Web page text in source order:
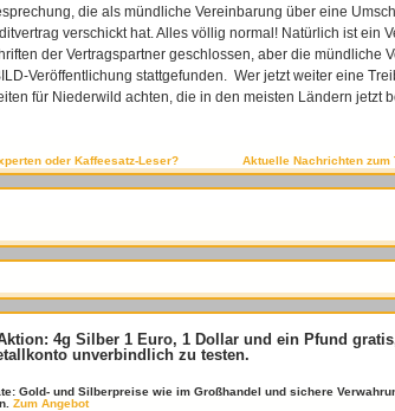
die als mündliche Vereinbarung über eine
verschickt hat. Alles völlig normal! Natürlich ist ein
der Vertragspartner geschlossen, aber die mündliche
Veröffentlichung stattgefunden. Wer jetzt weiter eine
für Niederwild achten, die in den meisten Ländern jetzt
oder Kaffeesatz-Leser? Aktuelle Nachrichten zum
4g Silber 1 Euro, 1 Dollar und ein Pfund gratis
unverbindlich zu testen.
Gold- und Silberpreise wie im Großhandel und sichere
Zum Angebot